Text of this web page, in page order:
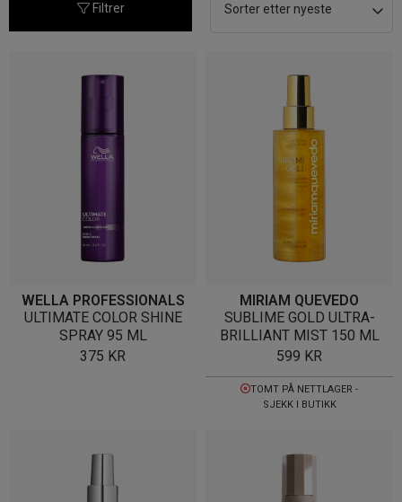
Filtrer
WELLA PROFESSIONALS
ULTIMATE COLOR SHINE
SPRAY 95 ML
375 KR
MIRIAM QUEVEDO
SUBLIME GOLD ULTRA-
BRILLIANT MIST 150 ML
599 KR
TOMT PÅ NETTLAGER -
SJEKK I BUTIKK